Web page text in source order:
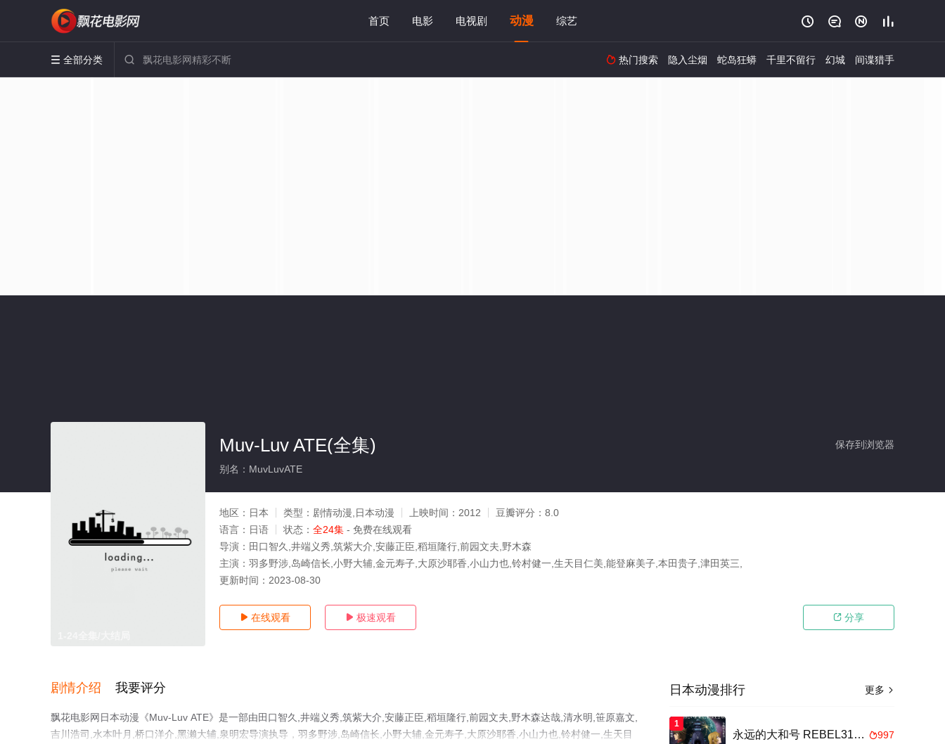
首页 电影 电视剧 动漫 综艺    
 全部分类   热门搜索 隐入尘烟 蛇岛狂蟒 千里不留行 幻城 间谍猎手
保存到浏览器
Muv-Luv ATE(全集)
别名：MuvLuvATE
地区： 日本 类型： 剧情动漫,日本动漫 上映时间： 2012 豆瓣评分： 8.0
语言： 日语 状态： 全24集 - 免费在线观看
导演： 田口智久,井端义秀,筑紫大介,安藤正臣,稻垣隆行,前园文夫,野木森
主演： 羽多野涉,岛崎信长,小野大辅,金元寿子,大原沙耶香,小山力也,铃村健一,生天目仁美,能登麻美子,本田贵子,津田英三,
更新时间： 2023-08-30
 在线观看  极速观看  分享
剧情介绍 我要评分
飘花电影网日本动漫《Muv-Luv ATE》是一部由田口智久,井端义秀,筑紫大介,安藤正臣,稻垣隆行,前园文夫,野木森达哉,清水明,笹原嘉文,
吉川浩司,水本叶月,桥口洋介,黑濑大辅,泉明宏导演执导，羽多野涉,岛崎信长,小野大辅,金元寿子,大原沙耶香,小山力也,铃村健一,生天目
更多 
日本动漫排行
1
997
永远的大和号 REBEL3199 第四章 水色之少女